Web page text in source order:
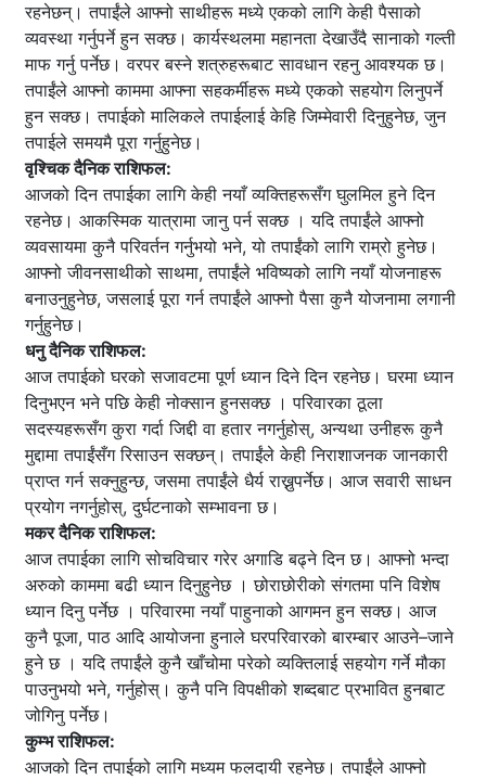
रहनेछन्। तपाईंले आफ्नो साथीहरू मध्ये एकको लागि केही पैसाको
व्यवस्था गर्नुपर्ने हुन सक्छ। कार्यस्थलमा महानता देखाउँदै सानाको गल्ती
माफ गर्नु पर्नेछ। वरपर बस्ने शत्रुहरूबाट सावधान रहनु आवश्यक छ।
तपाईंले आफ्नो काममा आफ्ना सहकर्मीहरू मध्ये एकको सहयोग लिनुपर्ने
हुन सक्छ। तपाईको मालिकले तपाईलाई केहि जिम्मेवारी दिनुहुनेछ, जुन
तपाईले समयमै पूरा गर्नुहुनेछ।
वृश्चिक दैनिक राशिफल:
आजको दिन तपाईका लागि केही नयाँ व्यक्तिहरूसँग घुलमिल हुने दिन
रहनेछ। आकस्मिक यात्रामा जानु पर्न सक्छ । यदि तपाईंले आफ्नो
व्यवसायमा कुनै परिवर्तन गर्नुभयो भने, यो तपाईंको लागि राम्रो हुनेछ।
आफ्नो जीवनसाथीको साथमा, तपाईंले भविष्यको लागि नयाँ योजनाहरू
बनाउनुहुनेछ, जसलाई पूरा गर्न तपाईंले आफ्नो पैसा कुनै योजनामा ​​लगानी
गर्नुहुनेछ।
धनु दैनिक राशिफल:
आज तपाईको घरको सजावटमा पूर्ण ध्यान दिने दिन रहनेछ। घरमा ध्यान
दिनुभएन भने पछि केही नोक्सान हुनसक्छ । परिवारका ठूला
सदस्यहरूसँग कुरा गर्दा जिद्दी वा हतार नगर्नुहोस्, अन्यथा उनीहरू कुनै
मुद्दामा तपाईंसँग रिसाउन सक्छन्। तपाईंले केही निराशाजनक जानकारी
प्राप्त गर्न सक्नुहुन्छ, जसमा तपाईंले धैर्य राख्नुपर्नेछ। आज सवारी साधन
प्रयोग नगर्नुहोस्, दुर्घटनाको सम्भावना छ।
मकर दैनिक राशिफल:
आज तपाईका लागि सोचविचार गरेर अगाडि बढ्ने दिन छ। आफ्नो भन्दा
अरुको काममा बढी ध्यान दिनुहुनेछ । छोराछोरीको संगतमा पनि विशेष
ध्यान दिनु पर्नेछ । परिवारमा नयाँ पाहुनाको आगमन हुन सक्छ। आज
कुनै पूजा, पाठ आदि आयोजना हुनाले घरपरिवारको बारम्बार आउने–जाने
हुने छ । यदि तपाईंले कुनै खाँचोमा परेको व्यक्तिलाई सहयोग गर्ने मौका
पाउनुभयो भने, गर्नुहोस्। कुनै पनि विपक्षीको शब्दबाट प्रभावित हुनबाट
जोगिनु पर्नेछ।
कुम्भ राशिफल:
आजको दिन तपाईको लागि मध्यम फलदायी रहनेछ। तपाईंले आफ्नो